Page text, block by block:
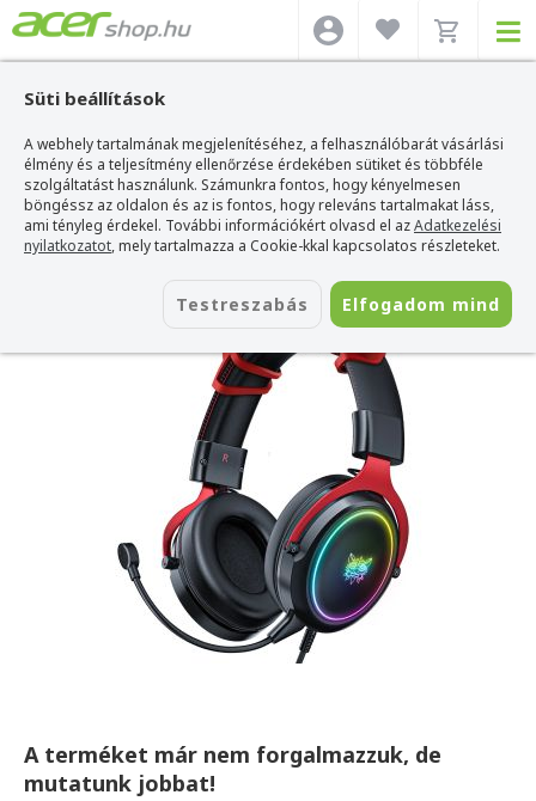
Süti beállítások
A webhely tartalmának megjelenítéséhez, a felhasználóbarát vásárlási
élmény és a teljesítmény ellenőrzése érdekében sütiket és többféle
szolgáltatást használunk. Számunkra fontos, hogy kényelmesen
böngéssz az oldalon és az is fontos, hogy releváns tartalmakat láss,
ami tényleg érdekel. További információkért olvasd el azAdatkezelési
nyilatkozatot, mely tartalmazza a Cookie-kkal kapcsolatos részleteket.
Testreszabás Elfogadom mind
Acer webshop>Kiegészítők>Headset>Onikuma Headset >Onikuma X10
Fekete-Piros RGB Gamer Headset - Ördögszarvas
Onikuma X10 Fekete-Piros RGB Gamer
Headset - Ördögszarvas
Azonosító: X10 oxhorn RGB
A terméket már nem forgalmazzuk, de
mutatunk jobbat!